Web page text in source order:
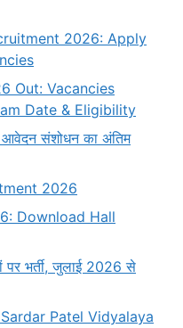
2026: Apply
Out: Vacancies
Date & Eligibility
आवेदन संशोधन का अंतिम
2026
Download Hall
पर भर्ती, जुलाई 2026 से
Patel Vidyalaya